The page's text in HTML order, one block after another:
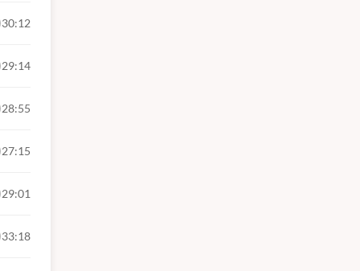
de
30:12
29:14
28:55
27:15
29:01
33:18